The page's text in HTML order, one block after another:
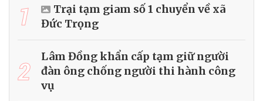
1
Trại tạm giam số 1 chuyển về xã
Đức Trọng
2
Lâm Đồng khẩn cấp tạm giữ người
đàn ông chống người thi hành công
vụ